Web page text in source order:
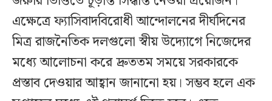
এক্ষেত্রে ফ্যাসিবাদবিরোধী আন্দোলনের দীর্ঘদিনের
মিত্র রাজনৈতিক দলগুলো স্বীয় উদ্যোগে নিজেদের
মধ্যে আলোচনা করে দ্রুততম সময়ে সরকারকে
প্রস্তাব দেওয়ার আহ্বান জানানো হয়। সম্ভব হলে এক